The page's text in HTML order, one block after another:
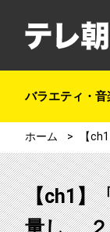
バラエティ・音
ホーム
【ch1】